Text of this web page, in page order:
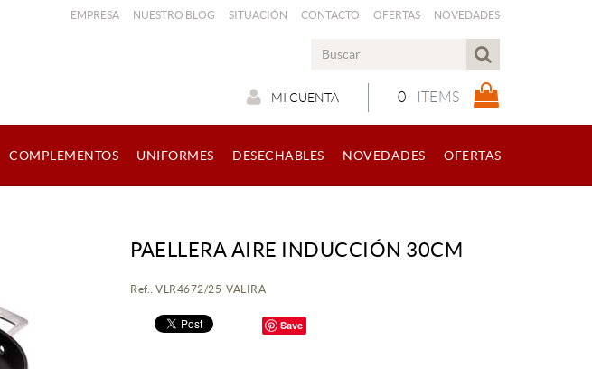
EMPRESA NUESTRO BLOG SITUACIÓN CONTACTO OFERTAS NOVEDADES
0 ITEMS
MI CUENTA
COMPLEMENTOS UNIFORMES DESECHABLES NOVEDADES OFERTAS
PAELLERA AIRE INDUCCIÓN 30CM
Ref.: VLR4672/25 VALIRA
Save